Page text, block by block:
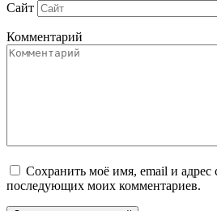
Сайт
Комментарий
Сохранить моё имя, email и адрес
последующих моих комментариев.